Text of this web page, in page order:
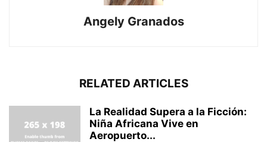
Angely Granados
RELATED ARTICLES
La Realidad Supera a la Ficción:
Niña Africana Vive en
Aeropuerto...